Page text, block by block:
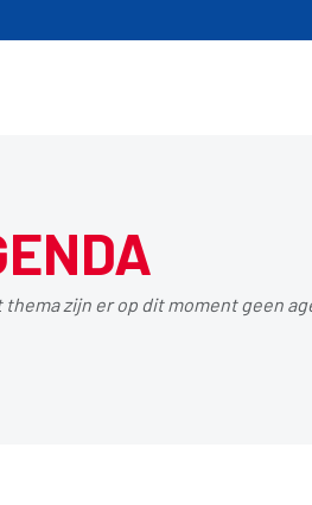
thema zijn er op dit moment geen